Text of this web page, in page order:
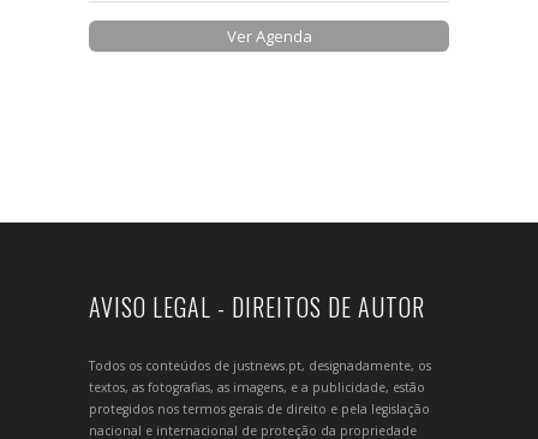
Ver Agenda
AVISO LEGAL - DIREITOS DE AUTOR
Todos os conteúdos de justnews.pt, designadamente, os
textos, as fotografias, as imagens, e a publicidade, estão
protegidos nos termos gerais de direito e pela legislação
nacional e internacional de proteção da propriedade